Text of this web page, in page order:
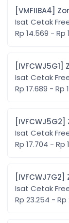
Isat Cetak
Rp
Isat Cetak
Rp
Isat Cetak
Rp
Isat Cetak
Rp